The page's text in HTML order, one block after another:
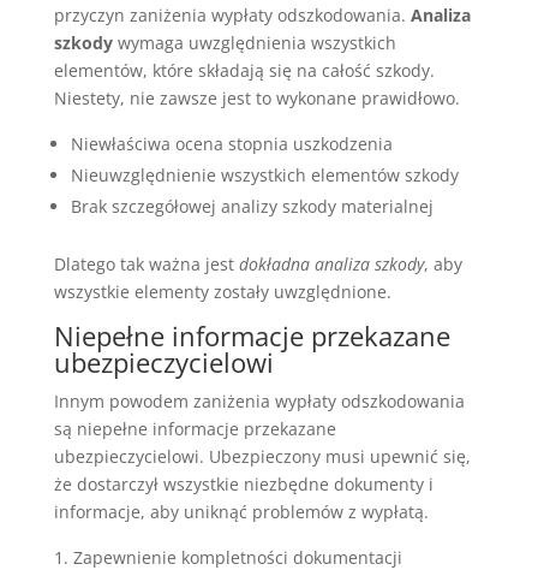
przyczyn zaniżenia wypłaty odszkodowania. Analiza
szkodywymaga uwzględnienia wszystkich
elementów, które składają się na całość szkody.
Niestety, nie zawsze jest to wykonane prawidłowo.
Niewłaściwa ocena stopnia uszkodzenia
Nieuwzględnienie wszystkich elementów szkody
Brak szczegółowej analizy szkody materialnej
Dlatego tak ważna jest dokładna analiza szkody, aby
wszystkie elementy zostały uwzględnione.
Niepełne informacje przekazane
ubezpieczycielowi
Innym powodem zaniżenia wypłaty odszkodowania
są niepełne informacje przekazane
ubezpieczycielowi. Ubezpieczony musi upewnić się,
że dostarczył wszystkie niezbędne dokumenty i
informacje, aby uniknąć problemów z wypłatą.
Zapewnienie kompletności dokumentacji